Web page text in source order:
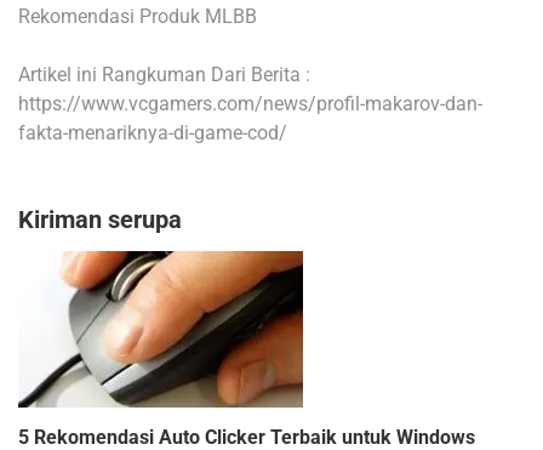
Rekomendasi Produk MLBB
Artikel ini Rangkuman Dari Berita :
https://www.vcgamers.com/news/profil-makarov-dan-
fakta-menariknya-di-game-cod/
Kiriman serupa
5 Rekomendasi Auto Clicker Terbaik untuk Windows